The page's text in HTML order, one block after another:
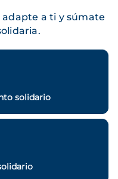
a ti y súmate
solidario